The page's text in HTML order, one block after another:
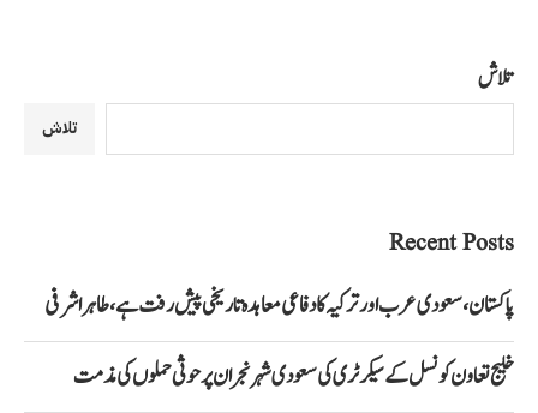
تلاش
تلاش
Recent Posts
پاکستان، سعودی عرب اور ترکیہ کا دفاعی معاہدہ تاریخی پیش رفت ہے، طاہر اشرفی
خلیج تعاون کونسل کے سیکرٹری کی سعودی شہر نجران پر حوثی حملوں کی مذمت